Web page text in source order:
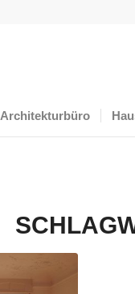
Architekturbüro